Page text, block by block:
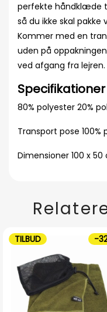
perfekte håndklæde
så du ikke skal
Kommer med en
uden på
ved afgang fra lejren.
Specifikationer
80% polyester 20%
Transport pose 100%
Dimensioner 100 x
TILBUD -